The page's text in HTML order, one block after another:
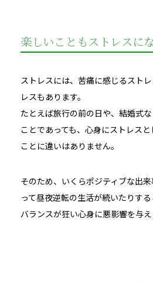
楽しいこともストレスに
ストレスには、苦痛に感じるスト
レスもあります。
たとえば旅行の前の日や、結婚式
ことであっても、心身にストレス
ことに違いはありません。
そのため、いくらポジティブな出
って昼夜逆転の生活が続いたりす
バランスが狂い心身に悪影響を与え